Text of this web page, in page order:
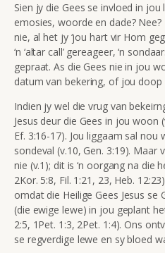
Sien jy die Gees se invloed in
emosies, woorde en dade?
nie, al het jy ‘jou hart vir Hom
‘n ‘altar call’ gereageer, ‘n
gepraat. As die Gees nie in jou
datum van bekering, of jou doop
Indien jy wel die vrug van
Jesus deur die Gees in jou woon
Ef. 3:16-17). Jou liggaam sal nou
sondeval (v.10, Gen. 3:19). Maar
nie (v.1); dit is ‘n oorgang na die
2Kor. 5:8, Fil. 1:21, 23, Heb.
omdat die Heilige Gees Jesus se
(die ewige lewe) in jou geplant
2:5, 1Pet. 1:3, 2Pet. 1:4). Ons
se regverdige lewe en sy bloed